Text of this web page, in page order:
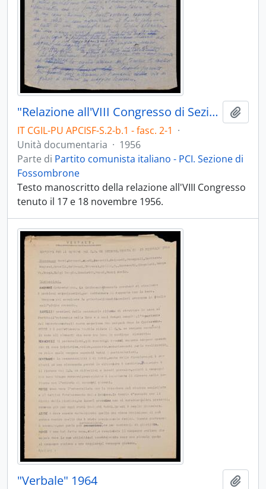
"Relazione all'VIII Congresso di Sezione" - 1956
IT CGIL-PU APCISF-S.2-b.1 - fasc. 2-1 ·
Unità documentaria · 1956
Parte di Partito comunista italiano - PCI. Sezione di
Fossombrone
Testo manoscritto della relazione all'VIII Congresso
tenuto il 17 e 18 novembre 1956.
"Verbale" 1964